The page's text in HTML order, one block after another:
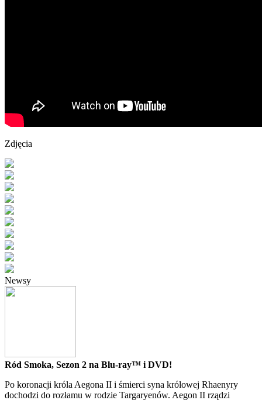
Zdjęcia
Newsy
Ród Smoka, Sezon 2 na Blu-ray™ i DVD!
Po koronacji króla Aegona II i śmierci syna królowej Rhaenyry
dochodzi do rozłamu w rodzie Targaryenów. Aegon II rządzi